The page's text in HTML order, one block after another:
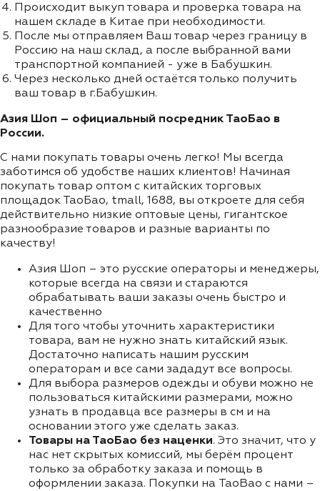
Происходит выкуп товара и проверка товара на
нашем складе в Китае при необходимости.
После мы отправляем Ваш товар через границу в
Россию на наш склад, а после выбранной вами
транспортной компанией - уже в Бабушкин.
Через несколько дней остаётся только получить
ваш товар в г.Бабушкин.
Азия Шоп – официальный посредник ТаоБао в
России.
С нами покупать товары очень легко! Мы всегда
заботимся об удобстве наших клиентов! Начиная
покупать товар оптом с китайских торговых
площадок ТаоБао, tmall, 1688, вы откроете для себя
действительно низкие оптовые цены, гигантское
разнообразие товаров и разные варианты по
качеству!
Азия Шоп – это русские операторы и менеджеры,
которые всегда на связи и стараются
обрабатывать ваши заказы очень быстро и
качественно
Для того чтобы уточнить характеристики
товара, вам не нужно знать китайский язык.
Достаточно написать нашим русским
операторам и все сами зададут все вопросы.
Для выбора размеров одежды и обуви можно не
пользоваться китайскими размерами, можно
узнать в продавца все размеры в см и на
основании этого уже сделать заказ.
Товары на ТаоБао без наценки. Это значит, что у
нас нет скрытых комиссий, мы берём процент
только за обработку заказа и помощь в
оформлении заказа. Покупки на TaoBao с нами –